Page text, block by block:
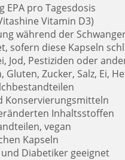
EPA pro Tagesdosis
Vitamin D3)
während der
sofern diese Kapseln
Jod, Pestiziden oder
Zucker, Salz, Ei,
Konservierungsmitteln
Inhaltsstoffen
vegan
Kapseln
Diabetiker geeignet